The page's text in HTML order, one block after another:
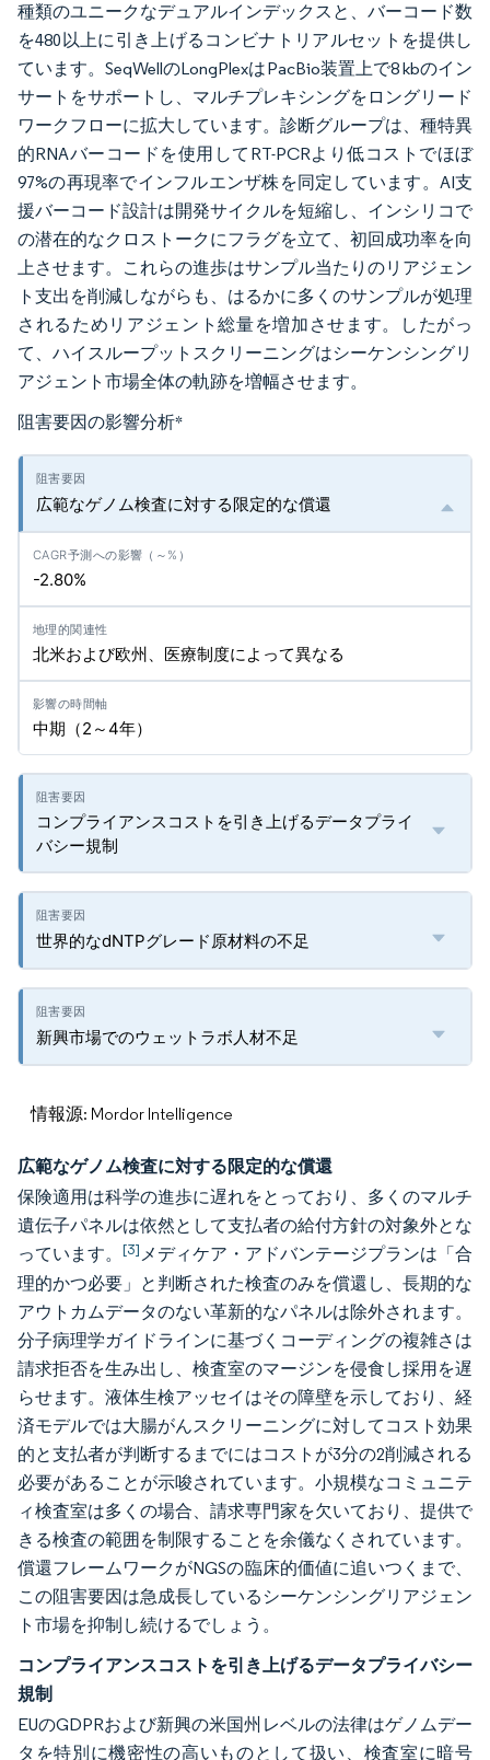
種類のユニークなデュアルインデックスと、バーコード数
を480以上に引き上げるコンビナトリアルセットを提供し
ています。SeqWellのLongPlexはPacBio装置上で8 kbのイン
サートをサポートし、マルチプレキシングをロングリード
ワークフローに拡大しています。診断グループは、種特異
的RNAバーコードを使用してRT-PCRより低コストでほぼ
97%の再現率でインフルエンザ株を同定しています。AI支
援バーコード設計は開発サイクルを短縮し、インシリコで
の潜在的なクロストークにフラグを立て、初回成功率を向
上させます。これらの進歩はサンプル当たりのリアジェン
ト支出を削減しながらも、はるかに多くのサンプルが処理
されるためリアジェント総量を増加させます。したがっ
て、ハイスループットスクリーニングはシーケンシングリ
アジェント市場全体の軌跡を増幅させます。
阻害要因の影響分析*
広範なゲノム検査に対する限定的な償還
-2.80%
北米および欧州、医療制度によって異なる
中期（2～4年）
コンプライアンスコストを引き上げるデータプライ
バシー規制
世界的なdNTPグレード原材料の不足
新興市場でのウェットラボ人材不足
情報源: Mordor Intelligence
広範なゲノム検査に対する限定的な償還
保険適用は科学の進歩に遅れをとっており、多くのマルチ
遺伝子パネルは依然として支払者の給付方針の対象外とな
っています。 [3]メディケア・アドバンテージプランは「合
理的かつ必要」と判断された検査のみを償還し、長期的な
アウトカムデータのない革新的なパネルは除外されます。
分子病理学ガイドラインに基づくコーディングの複雑さは
請求拒否を生み出し、検査室のマージンを侵食し採用を遅
らせます。液体生検アッセイはその障壁を示しており、経
済モデルでは大腸がんスクリーニングに対してコスト効果
的と支払者が判断するまでにはコストが3分の2削減される
必要があることが示唆されています。小規模なコミュニテ
ィ検査室は多くの場合、請求専門家を欠いており、提供で
きる検査の範囲を制限することを余儀なくされています。
償還フレームワークがNGSの臨床的価値に追いつくまで、
この阻害要因は急成長しているシーケンシングリアジェン
ト市場を抑制し続けるでしょう。
コンプライアンスコストを引き上げるデータプライバシー
規制
EUのGDPRおよび新興の米国州レベルの法律はゲノムデー
タを特別に機密性の高いものとして扱い、検査室に暗号